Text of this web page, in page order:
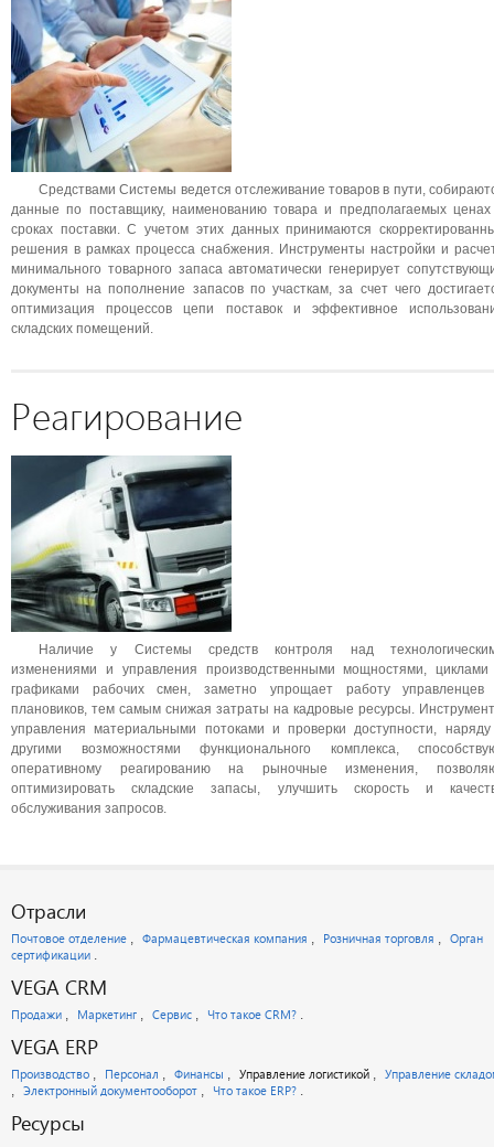
Средствами Системы ведется отслеживание товаров в пути,
данные по поставщику, наименованию товара и предполагаемых
сроках поставки. С учетом этих данных принимаются
решения в рамках процесса снабжения. Инструменты настройки и
минимального товарного запаса автоматически генерирует
документы на пополнение запасов по участкам, за счет чего
оптимизация процессов цепи поставок и эффективное
складских помещений.
Реагирование
Наличие у Системы средств контроля над
изменениями и управления производственными мощностями,
графиками рабочих смен, заметно упрощает работу
плановиков, тем самым снижая затраты на кадровые ресурсы.
управления материальными потоками и проверки доступности,
другими возможностями функционального комплекса,
оперативному реагированию на рыночные изменения,
оптимизировать складские запасы, улучшить скорость и
обслуживания запросов.
Отрасли
Почтовое отделение Фармацевтическая компания Розничная торговля
Орган
сертификации
VEGA CRM
Продажи Маркетинг Сервис Что такое CRM?
VEGA ERP
Производство Персонал Финансы Управление логистикой
Управление
Электронный документооборот
Что такое ERP?
Ресурсы